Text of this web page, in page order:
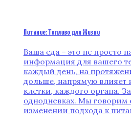
Питание: Топливо для Жизни
Ваша еда – это не просто
информация для вашего
каждый день, на
дольше, напрямую влияет
клетки, каждого органа.
однодневках. Мы говорим
изменении подхода к